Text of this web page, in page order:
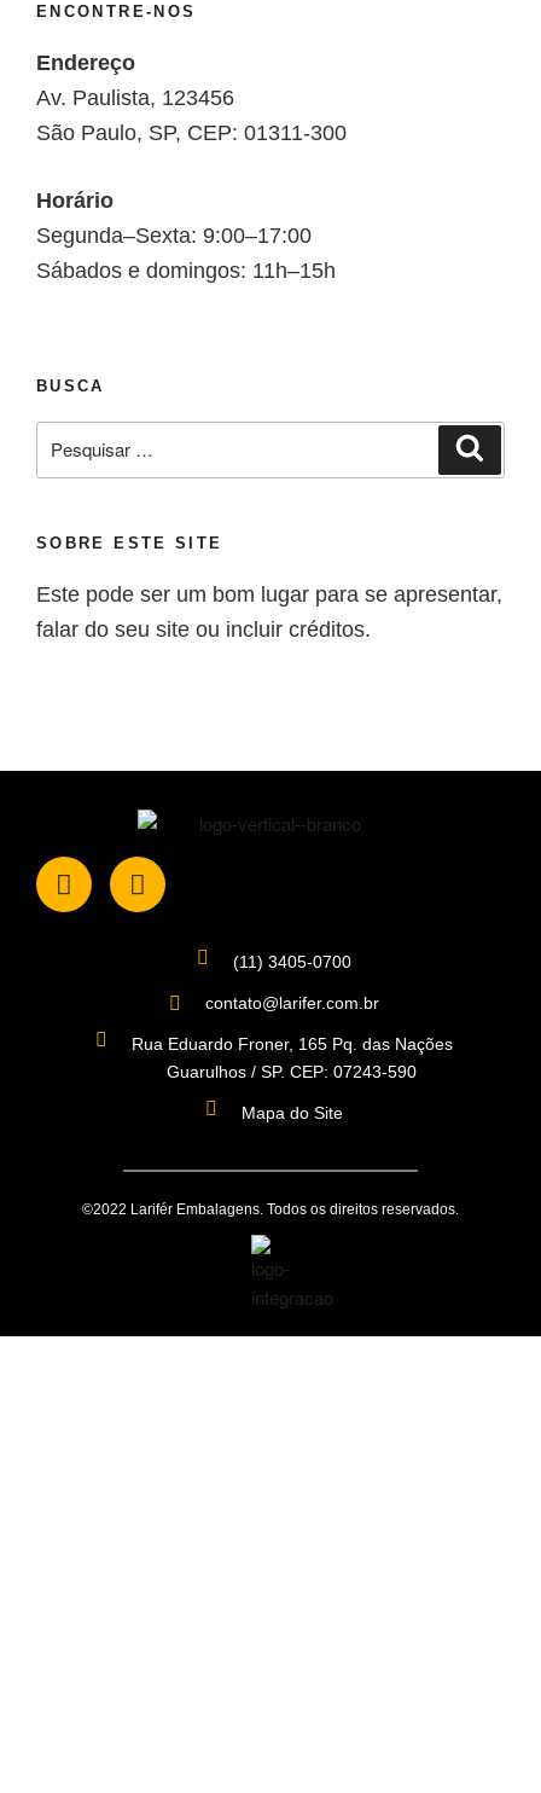
ENCONTRE-NOS
Endereço
Av. Paulista, 123456
São Paulo, SP, CEP: 01311-300
Horário
Segunda–Sexta: 9:00–17:00
Sábados e domingos: 11h–15h
BUSCA
SOBRE ESTE SITE
Este pode ser um bom lugar para se apresentar,
falar do seu site ou incluir créditos.
(11) 3405-0700
contato@larifer.com.br
Rua Eduardo Froner, 165 Pq. das Nações
Guarulhos / SP. CEP: 07243-590
Mapa do Site
©2022 Larifér Embalagens. Todos os direitos reservados.